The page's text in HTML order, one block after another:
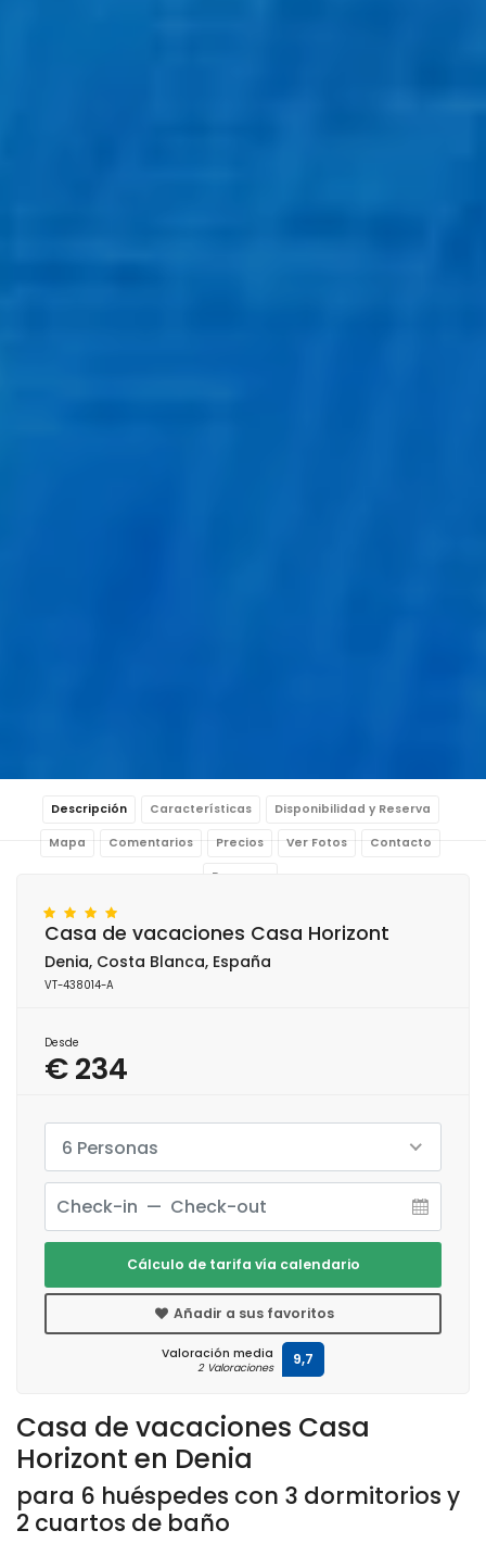
Descripción Características Disponibilidad y Reserva
Mapa Comentarios Precios Ver Fotos Contacto
Reservar
Casa de vacaciones Casa
Horizont en Denia
para 6 huéspedes con 3 dormitorios y
2 cuartos de baño
Casa de vacaciones Casa Horizont
Denia, Costa Blanca, España
VT-438014-A
Desde
€ 234
6 Personas
Cálculo de tarifa vía calendario
Añadir a sus favoritos
Valoración media
2 Valoraciones 9,7